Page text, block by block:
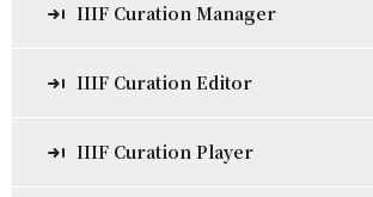
IIIF Curation Manager
IIIF Curation Editor
IIIF Curation Player